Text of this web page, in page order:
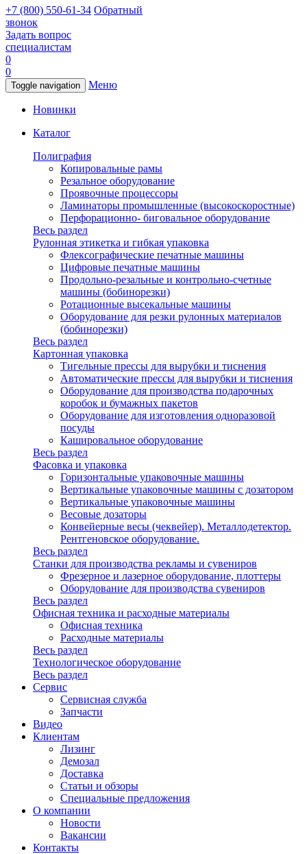
+7 (800) 550-61-34 Обратный
звонок
Задать вопрос
специалистам
0
0
Toggle navigation Меню
Новинки
Каталог
Полиграфия
Копировальные рамы
Резальное оборудование
Проявочные процессоры
Ламинаторы промышленные (высокоскоростные)
Перфорационно- биговальное оборудование
Весь раздел
Рулонная этикетка и гибкая упаковка
Флексографические печатные машины
Цифровые печатные машины
Продольно-резальные и контрольно-счетные
машины (бобинорезки)
Ротационные высекальные машины
Оборудование для резки рулонных материалов
(бобинорезки)
Весь раздел
Картонная упаковка
Тигельные прессы для вырубки и тиснения
Автоматические прессы для вырубки и тиснения
Оборудование для производства подарочных
коробок и бумажных пакетов
Оборудование для изготовления одноразовой
посуды
Кашировальное оборудование
Весь раздел
Фасовка и упаковка
Горизонтальные упаковочные машины
Вертикальные упаковочные машины с дозатором
Вертикальные упаковочные машины
Весовые дозаторы
Конвейерные весы (чеквейер). Металлодетектор.
Рентгеновское оборудование.
Весь раздел
Станки для производства рекламы и сувениров
Фрезерное и лазерное оборудование, плоттеры
Оборудование для производства сувениров
Весь раздел
Офисная техника и расходные материалы
Офисная техника
Расходные материалы
Весь раздел
Технологическое оборудование
Весь раздел
Сервис
Сервисная служба
Запчасти
Видео
Клиентам
Лизинг
Демозал
Доставка
Статьи и обзоры
Специальные предложения
О компании
Новости
Вакансии
Контакты